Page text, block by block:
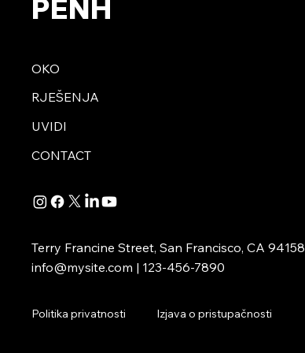
PENH
OKO
RJEŠENJA
UVIDI
CONTACT
Terry Francine Street, San Francisco, CA 94158
info@mysite.com | 123-456-7890
Politika privatnosti Izjava o pristupačnosti